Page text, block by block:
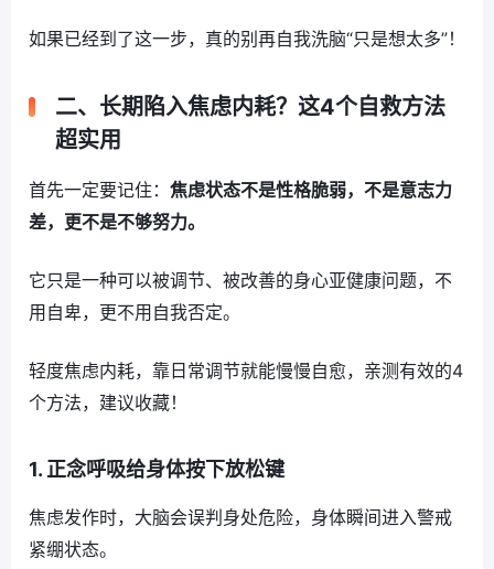
如果已经到了这一步，真的别再自我洗脑“只是想太多”！
二、长期陷入焦虑内耗？这4个自救方法
超实用
首先一定要记住： 焦虑状态不是性格脆弱，不是意志力
差，更不是不够努力。
它只是一种可以被调节、被改善的身心亚健康问题，不
用自卑，更不用自我否定。
轻度焦虑内耗，靠日常调节就能慢慢自愈，亲测有效的4
个方法，建议收藏！
1. 正念呼吸给身体按下放松键
焦虑发作时，大脑会误判身处危险，身体瞬间进入警戒
紧绷状态。